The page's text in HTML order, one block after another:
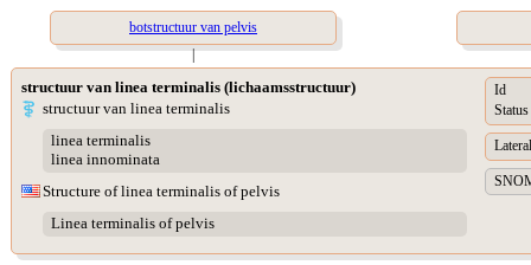
botstructuur van pelvis
|
structuur van linea terminalis (lichaamsstructuur)
structuur van linea terminalis
linea terminalis
linea innominata
Structure of linea terminalis of pelvis
Linea terminalis of pelvis
Id
Status